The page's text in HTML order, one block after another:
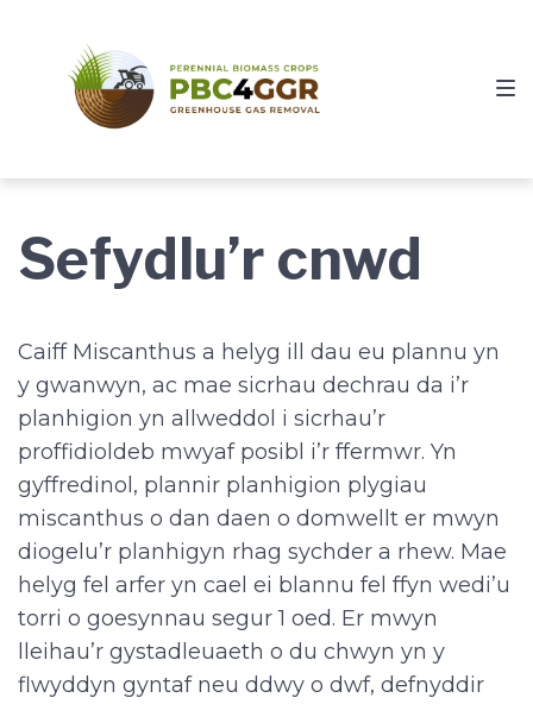
navigation
content
footer
Sefydlu’r cnwd
Caiff Miscanthus a helyg ill dau eu plannu yn
y gwanwyn, ac mae sicrhau dechrau da i’r
planhigion yn allweddol i sicrhau’r
proffidioldeb mwyaf posibl i’r ffermwr. Yn
gyffredinol, plannir planhigion plygiau
miscanthus o dan daen o domwellt er mwyn
diogelu’r planhigyn rhag sychder a rhew. Mae
helyg fel arfer yn cael ei blannu fel ffyn wedi’u
torri o goesynnau segur 1 oed. Er mwyn
lleihau’r gystadleuaeth o du chwyn yn y
flwyddyn gyntaf neu ddwy o dwf, defnyddir